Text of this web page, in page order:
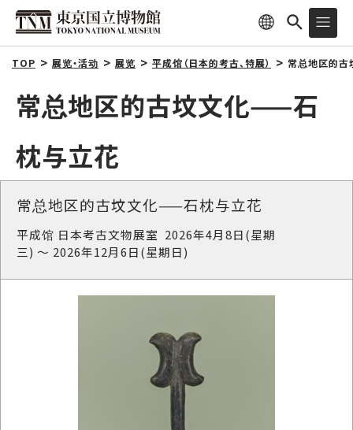
TOP 展览・活动 展览 平成馆（日本的考古、特展） 常总地区的
常总地区的古坟文化⸺石
枕与立花
常总地区的古坟文化⸺石枕与立花
平成馆 日本考古文物展室 2026年4月8日(星期
三) ～ 2026年12月6日(星期日)